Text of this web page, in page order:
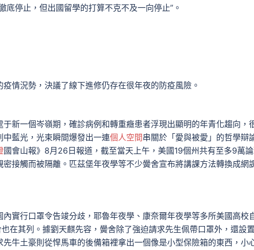
底停止，但出國留學的打算不克不及一向停止”。
況勢，決議了線下進修仍存在很年夜的防疫風險。
一個岑嶺期，確診病例和轉重癥患者浮現出顯明的年青化趨向，
藍光，光束瞬間爆發出一連個人空間串關於「愛與被愛」的哲學辯
國會山報》8月26日報道，截至當天上午，美國19個州共有至多9萬
接觸而被隔離。匹茲堡年夜學等不少黌舍宣布將講課方法轉換成網
行口罩令告竣分歧，耶魯年夜學、康奈爾年夜學等多所美國高校
在其列。據劉天麒先容，黌舍除了強迫請求先生佩帶口罩外，還設
先牛土豪則從悍馬車的後備箱裡拿出一個像是小型保險箱的東西，小